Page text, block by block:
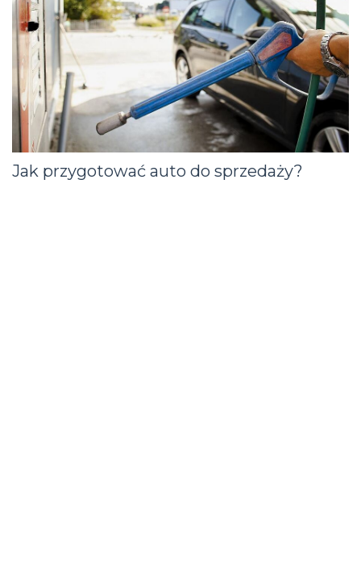
Jak przygotować auto do sprzedaży?